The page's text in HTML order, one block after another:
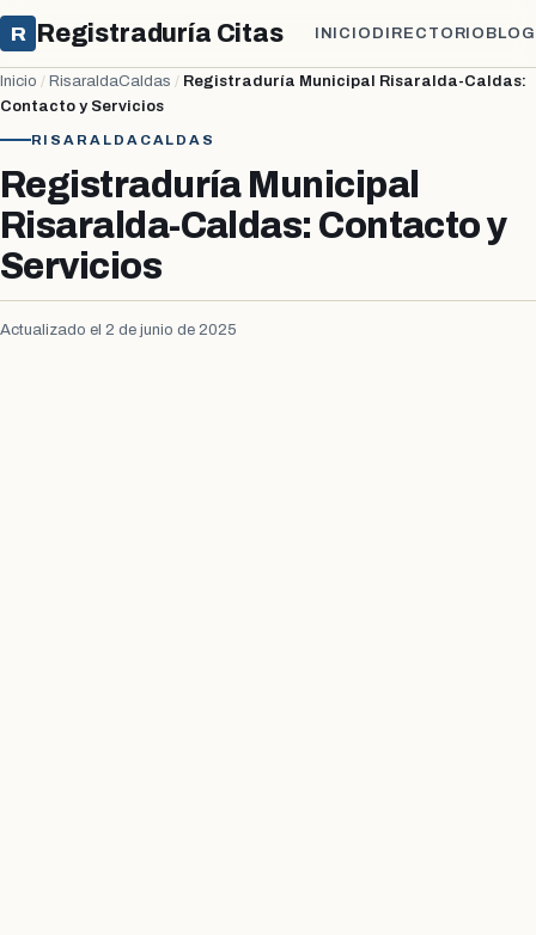
R Registraduría Citas INICIO DIRECTORIO BLOG
Inicio / RisaraldaCaldas / Registraduría Municipal Risaralda-Caldas:
Contacto y Servicios
RISARALDACALDAS
Registraduría Municipal
Risaralda-Caldas: Contacto y
Servicios
Actualizado el 2 de junio de 2025